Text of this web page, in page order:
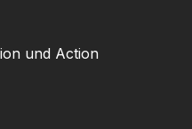
und Action